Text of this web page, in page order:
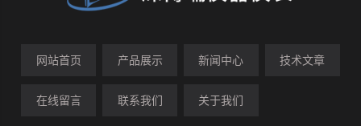
网站首页 产品展示 新闻中心 技术文章
在线留言 联系我们 关于我们